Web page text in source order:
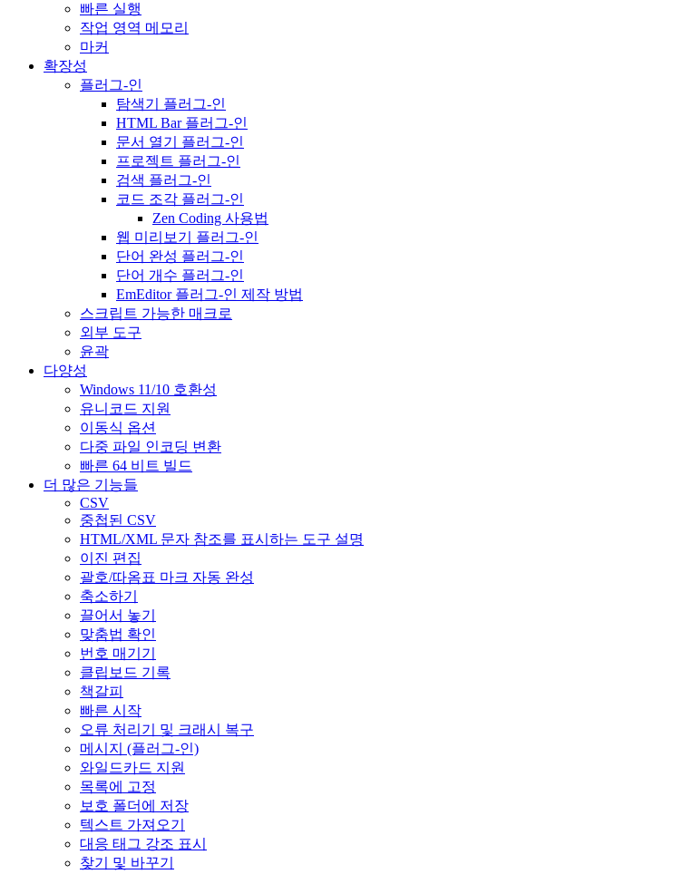
빠른 실행
작업 영역 메모리
마커
확장성
플러그-인
탐색기 플러그-인
HTML Bar 플러그-인
문서 열기 플러그-인
프로젝트 플러그-인
검색 플러그-인
코드 조각 플러그-인
Zen Coding 사용법
웹 미리보기 플러그-인
단어 완성 플러그-인
단어 개수 플러그-인
EmEditor 플러그-인 제작 방법
스크립트 가능한 매크로
외부 도구
윤곽
다양성
Windows 11/10 호환성
유니코드 지원
이동식 옵션
다중 파일 인코딩 변환
빠른 64 비트 빌드
더 많은 기능들
CSV
중첩된 CSV
HTML/XML 문자 참조를 표시하는 도구 설명
이진 편집
괄호/따옴표 마크 자동 완성
축소하기
끌어서 놓기
맞춤법 확인
번호 매기기
클립보드 기록
책갈피
빠른 시작
오류 처리기 및 크래시 복구
메시지 (플러그-인)
와일드카드 지원
목록에 고정
보호 폴더에 저장
텍스트 가져오기
대응 태그 강조 표시
찾기 및 바꾸기